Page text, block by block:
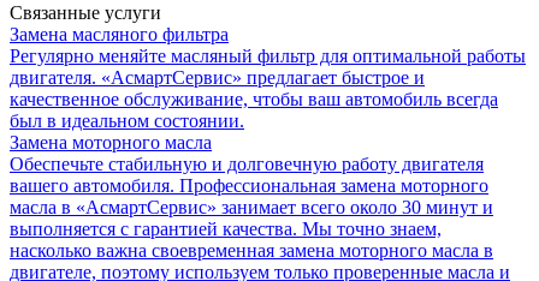
Связанные услуги
Замена масляного фильтра
Регулярно меняйте масляный фильтр для оптимальной работы
двигателя. «АсмартСервис» предлагает быстрое и
качественное обслуживание, чтобы ваш автомобиль всегда
был в идеальном состоянии.
Замена моторного масла
Обеспечьте стабильную и долговечную работу двигателя
вашего автомобиля. Профессиональная замена моторного
масла в «АсмартСервис» занимает всего около 30 минут и
выполняется с гарантией качества. Мы точно знаем,
насколько важна своевременная замена моторного масла в
двигателе, поэтому используем только проверенные масла и